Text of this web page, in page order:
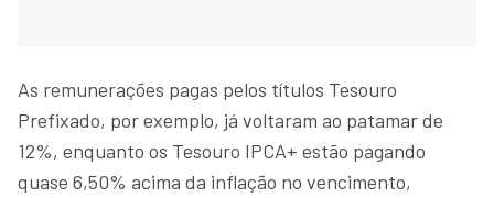
As remunerações pagas pelos títulos Tesouro
Prefixado, por exemplo, já voltaram ao patamar de
12%, enquanto os Tesouro IPCA+ estão pagando
quase 6,50% acima da inflação no vencimento,